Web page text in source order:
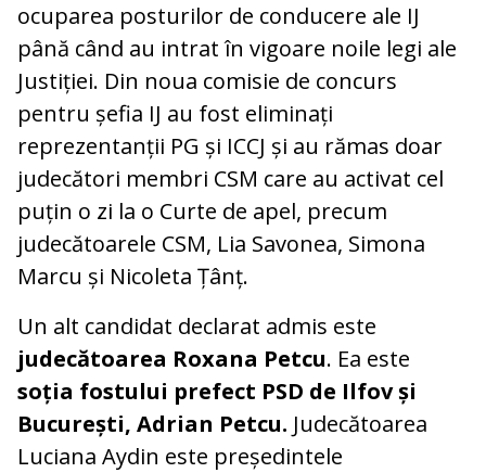
ocuparea posturilor de conducere ale IJ
până când au intrat în vigoare noile legi ale
Justiției. Din noua comisie de concurs
pentru șefia IJ au fost eliminați
reprezentanții PG și ICCJ și au rămas doar
judecători membri CSM care au activat cel
puțin o zi la o Curte de apel, precum
judecătoarele CSM, Lia Savonea, Simona
Marcu și Nicoleta Țânț.
Un alt candidat declarat admis este
judecătoarea Roxana Petcu. Ea este
soția fostului prefect PSD de Ilfov și
București, Adrian Petcu. Judecătoarea
Luciana Aydin este președintele